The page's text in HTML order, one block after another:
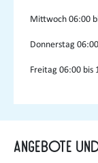
Mittwoch06:00
Donnerstag
Freitag 06:00 bis
Angebote